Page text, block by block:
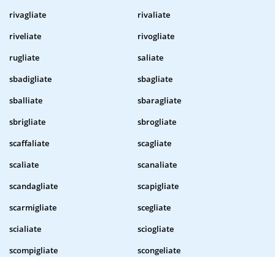
rivagliate
rivaliate
riveliate
rivogliate
rugliate
saliate
sbadigliate
sbagliate
sballiate
sbaragliate
sbrigliate
sbrogliate
scaffaliate
scagliate
scaliate
scanaliate
scandagliate
scapigliate
scarmigliate
scegliate
scialiate
sciogliate
scompigliate
scongeliate